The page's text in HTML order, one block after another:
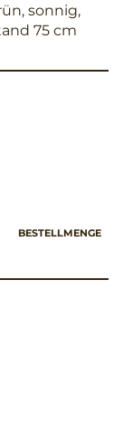
sonnig,
75 cm
BESTELLMENGE